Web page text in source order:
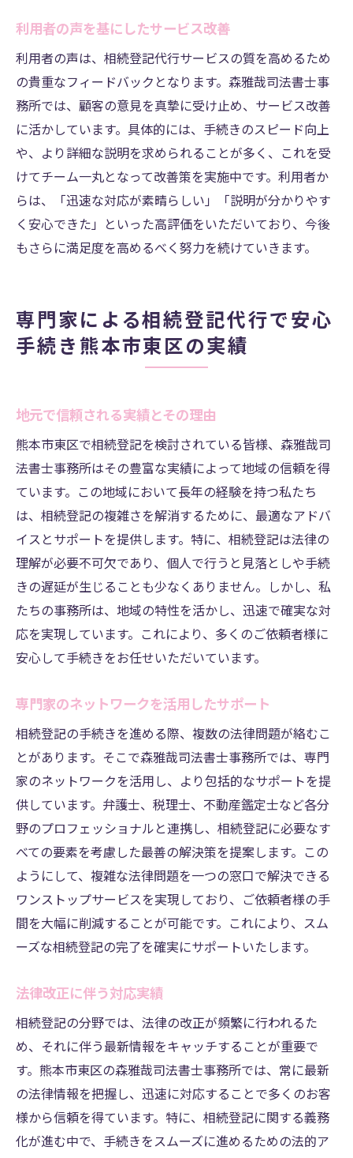
利用者の声を基にしたサービス改善
利用者の声は、相続登記代行サービスの質を高めるため
の貴重なフィードバックとなります。森雅哉司法書士事
務所では、顧客の意見を真摯に受け止め、サービス改善
に活かしています。具体的には、手続きのスピード向上
や、より詳細な説明を求められることが多く、これを受
けてチーム一丸となって改善策を実施中です。利用者か
らは、「迅速な対応が素晴らしい」「説明が分かりやす
く安心できた」といった高評価をいただいており、今後
もさらに満足度を高めるべく努力を続けていきます。
専門家による相続登記代行で安心
手続き熊本市東区の実績
地元で信頼される実績とその理由
熊本市東区で相続登記を検討されている皆様、森雅哉司
法書士事務所はその豊富な実績によって地域の信頼を得
ています。この地域において長年の経験を持つ私たち
は、相続登記の複雑さを解消するために、最適なアドバ
イスとサポートを提供します。特に、相続登記は法律の
理解が必要不可欠であり、個人で行うと見落としや手続
きの遅延が生じることも少なくありません。しかし、私
たちの事務所は、地域の特性を活かし、迅速で確実な対
応を実現しています。これにより、多くのご依頼者様に
安心して手続きをお任せいただいています。
専門家のネットワークを活用したサポート
相続登記の手続きを進める際、複数の法律問題が絡むこ
とがあります。そこで森雅哉司法書士事務所では、専門
家のネットワークを活用し、より包括的なサポートを提
供しています。弁護士、税理士、不動産鑑定士など各分
野のプロフェッショナルと連携し、相続登記に必要なす
べての要素を考慮した最善の解決策を提案します。この
ようにして、複雑な法律問題を一つの窓口で解決できる
ワンストップサービスを実現しており、ご依頼者様の手
間を大幅に削減することが可能です。これにより、スム
ーズな相続登記の完了を確実にサポートいたします。
法律改正に伴う対応実績
相続登記の分野では、法律の改正が頻繁に行われるた
め、それに伴う最新情報をキャッチすることが重要で
す。熊本市東区の森雅哉司法書士事務所では、常に最新
の法律情報を把握し、迅速に対応することで多くのお客
様から信頼を得ています。特に、相続登記に関する義務
化が進む中で、手続きをスムーズに進めるための法的ア